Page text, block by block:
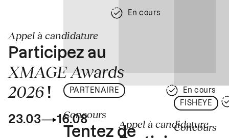
En cours
Appel à candidature
Participez au
XMAGE Awards
2026 !
23.03 16.08
PARTENAIRE En cours
Concours
Tentez de
Appel à candidature
FISHEYE
Concours